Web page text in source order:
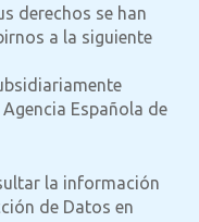
derechos se han
a la siguiente
Española de
la información
de Datos en